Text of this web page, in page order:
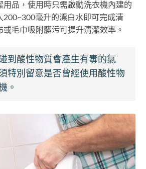
用品，使用時只需啟動洗衣機內建的
200~300毫升的漂白水即可完成清
毛巾吸附髒污可提升清潔效率。
到酸性物質會產生有毒的氯
特別留意是否曾經使用酸性物
。